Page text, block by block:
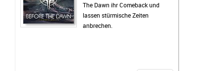
The Dawn ihr Comeback und
lassen stürmische Zeiten
anbrechen.